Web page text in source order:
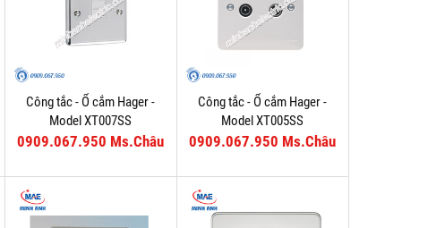
Công tắc - Ổ cắm Hager -
Model XT007SS
0909.067.950 Ms.Châu
Công tắc - Ổ cắm Hager -
Model XT005SS
0909.067.950 Ms.Châu